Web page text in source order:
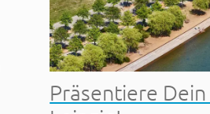
Präsentiere